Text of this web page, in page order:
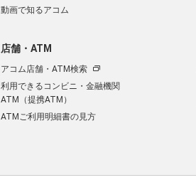
動画で知るアコム
店舗・ATM
アコム店舗・ATM検索
利用できるコンビニ・金融機関
ATM（提携ATM）
ATMご利用明細書の見方